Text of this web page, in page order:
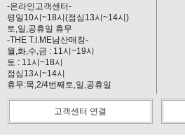
-온라인고객센터-
평일10시~18시(점심13시~14시)
토,일,공휴일 휴무
-THE T.I.ME남산매장-
월,화,수,금 : 11시~19시
토 : 11시~18시
점심13시~14시
휴무:목,2/4번째토,일,공휴일
고객센터 연결